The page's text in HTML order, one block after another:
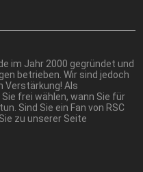
im Jahr 2000 gegründet und
betrieben. Wir sind jedoch
Verstärkung! Als
frei wählen, wann Sie für
Sind Sie ein Fan von RSC
zu unserer Seite